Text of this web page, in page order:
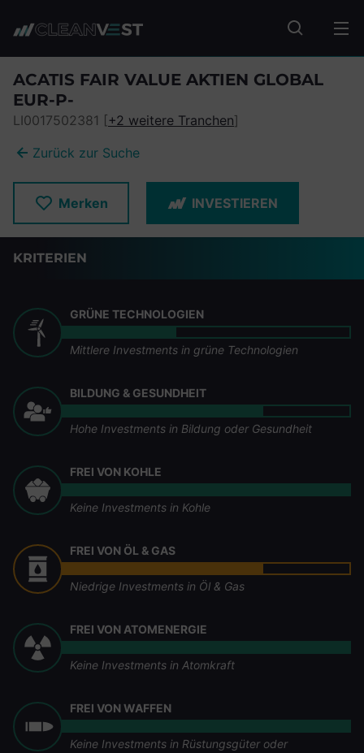
Fonds
ACATIS FAIR VALUE AKTIEN GLOBAL
EUR-P-
LI0017502381 [+2 weitere Tranchen]
Zurück zur Suche
Merken INVESTIEREN
KRITERIEN
GRÜNE TECHNOLOGIEN
Mittlere Investments in grüne Technologien
BILDUNG & GESUNDHEIT
Hohe Investments in Bildung oder Gesundheit
FREI VON KOHLE
Keine Investments in Kohle
FREI VON ÖL & GAS
Niedrige Investments in Öl & Gas
FREI VON ATOMENERGIE
Keine Investments in Atomkraft
FREI VON WAFFEN
Keine Investments in Rüstungsgüter oder